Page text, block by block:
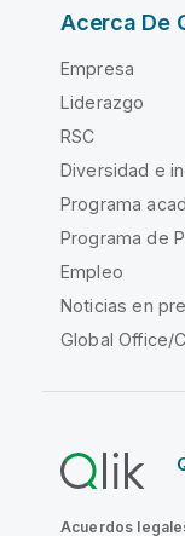
Acerca De
Empresa
Liderazgo
RSC
Diversidad e
Programa
Programa de
Empleo
Noticias en
Global Office/
Acuerdos